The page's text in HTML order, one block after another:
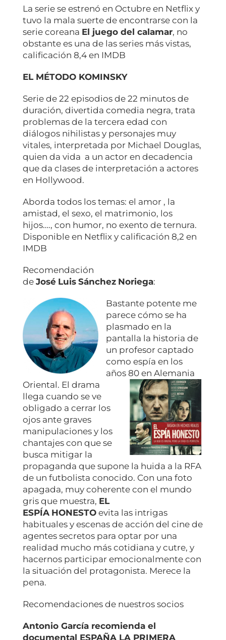
La serie se estrenó en Octubre en Netflix y
tuvo la mala suerte de encontrarse con la
serie coreana El juego del calamar, no
obstante es una de las series más vistas,
calificación 8,4 en IMDB
EL MÉTODO KOMINSKY
Serie de 22 episodios de 22 minutos de
duración, divertida comedia negra, trata
problemas de la tercera edad con
diálogos nihilistas y personajes muy
vitales, interpretada por Michael Douglas,
quien da vida a un actor en decadencia
que da clases de interpretación a actores
en Hollywood.
Aborda todos los temas: el amor , la
amistad, el sexo, el matrimonio, los
hijos…., con humor, no exento de ternura.
Disponible en Netflix y calificación 8,2 en
IMDB
Recomendación
de José Luis Sánchez Noriega:
Bastante potente me
parece cómo se ha
plasmado en la
pantalla la historia de
un profesor captado
como espía en los
años 80 en Alemania
Oriental. El drama
llega cuando se ve
obligado a cerrar los
ojos ante graves
manipulaciones y los
chantajes con que se
busca mitigar la
propaganda que supone la huida a la RFA
de un futbolista conocido. Con una foto
apagada, muy coherente con el mundo
gris que muestra, EL
ESPÍA HONESTOevita las intrigas
habituales y escenas de acción del cine de
agentes secretos para optar por una
realidad mucho más cotidiana y cutre, y
hacernos participar emocionalmente con
la situación del protagonista. Merece la
pena.
Recomendaciones de nuestros socios
Antonio García recomienda el
documental ESPAÑA LA PRIMERA